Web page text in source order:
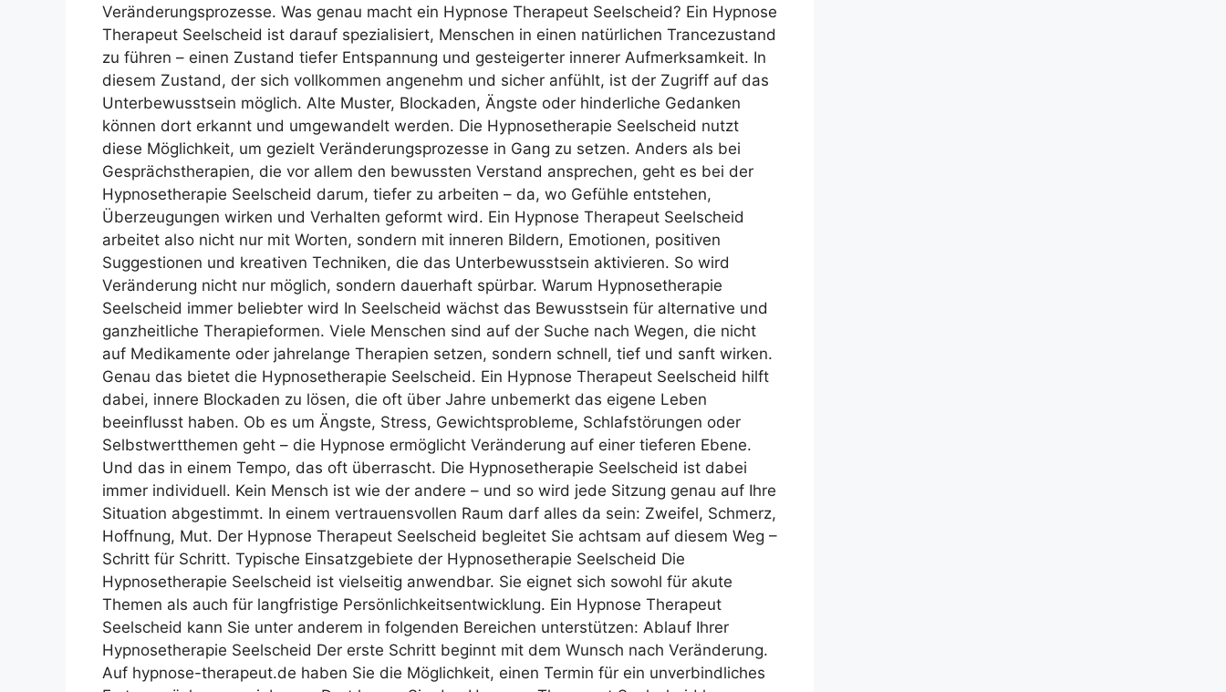
Veränderungsprozesse. Was genau macht ein Hypnose Therapeut Seelscheid? Ein Hypnose
Therapeut Seelscheid ist darauf spezialisiert, Menschen in einen natürlichen Trancezustand
zu führen – einen Zustand tiefer Entspannung und gesteigerter innerer Aufmerksamkeit. In
diesem Zustand, der sich vollkommen angenehm und sicher anfühlt, ist der Zugriff auf das
Unterbewusstsein möglich. Alte Muster, Blockaden, Ängste oder hinderliche Gedanken
können dort erkannt und umgewandelt werden. Die Hypnosetherapie Seelscheid nutzt
diese Möglichkeit, um gezielt Veränderungsprozesse in Gang zu setzen. Anders als bei
Gesprächstherapien, die vor allem den bewussten Verstand ansprechen, geht es bei der
Hypnosetherapie Seelscheid darum, tiefer zu arbeiten – da, wo Gefühle entstehen,
Überzeugungen wirken und Verhalten geformt wird. Ein Hypnose Therapeut Seelscheid
arbeitet also nicht nur mit Worten, sondern mit inneren Bildern, Emotionen, positiven
Suggestionen und kreativen Techniken, die das Unterbewusstsein aktivieren. So wird
Veränderung nicht nur möglich, sondern dauerhaft spürbar. Warum Hypnosetherapie
Seelscheid immer beliebter wird In Seelscheid wächst das Bewusstsein für alternative und
ganzheitliche Therapieformen. Viele Menschen sind auf der Suche nach Wegen, die nicht
auf Medikamente oder jahrelange Therapien setzen, sondern schnell, tief und sanft wirken.
Genau das bietet die Hypnosetherapie Seelscheid. Ein Hypnose Therapeut Seelscheid hilft
dabei, innere Blockaden zu lösen, die oft über Jahre unbemerkt das eigene Leben
beeinflusst haben. Ob es um Ängste, Stress, Gewichtsprobleme, Schlafstörungen oder
Selbstwertthemen geht – die Hypnose ermöglicht Veränderung auf einer tieferen Ebene.
Und das in einem Tempo, das oft überrascht. Die Hypnosetherapie Seelscheid ist dabei
immer individuell. Kein Mensch ist wie der andere – und so wird jede Sitzung genau auf Ihre
Situation abgestimmt. In einem vertrauensvollen Raum darf alles da sein: Zweifel, Schmerz,
Hoffnung, Mut. Der Hypnose Therapeut Seelscheid begleitet Sie achtsam auf diesem Weg –
Schritt für Schritt. Typische Einsatzgebiete der Hypnosetherapie Seelscheid Die
Hypnosetherapie Seelscheid ist vielseitig anwendbar. Sie eignet sich sowohl für akute
Themen als auch für langfristige Persönlichkeitsentwicklung. Ein Hypnose Therapeut
Seelscheid kann Sie unter anderem in folgenden Bereichen unterstützen: Ablauf Ihrer
Hypnosetherapie Seelscheid Der erste Schritt beginnt mit dem Wunsch nach Veränderung.
Auf hypnose-therapeut.de haben Sie die Möglichkeit, einen Termin für ein unverbindliches